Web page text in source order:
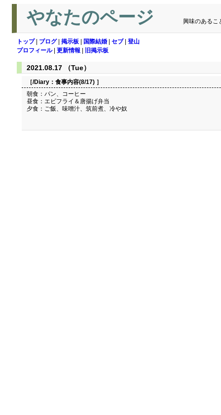
やなたのページ 興味のあるこ
トップ| ブログ| 掲示板 国際結婚 セブ| 登山
プロフィール| 更新情報 旧掲示板
2021.08.17 （Tue）
［/Diary： 食事内容(8/17) ］
朝食：パン、コーヒー
昼食：エビフライ＆唐揚げ弁当
夕食：ご飯、味噌汁、筑前煮、冷や奴